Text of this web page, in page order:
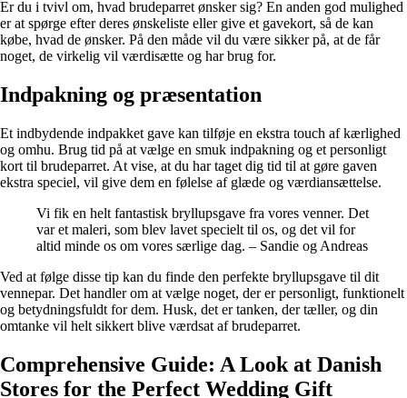
Er du i tvivl om, hvad brudeparret ønsker sig? En anden god mulighed
er at spørge efter deres ønskeliste eller give et gavekort, så de kan
købe, hvad de ønsker. På den måde vil du være sikker på, at de får
noget, de virkelig vil værdi­sætte og har brug for.
Indpakning og præsentation
Et indbydende indpakket gave kan tilføje en ekstra touch af kærlighed
og omhu. Brug tid på at vælge en smuk indpakning og et personligt
kort til brudeparret. At vise, at du har taget dig tid til at gøre gaven
ekstra speciel, vil give dem en følelse af glæde og værdiansættelse.
Vi fik en helt fantastisk bryllupsgave fra vores venner. Det
var et maleri, som blev lavet specielt til os, og det vil for
altid minde os om vores særlige dag. – Sandie og Andreas
Ved at følge disse tip kan du finde den perfekte bryllupsgave til dit
vennepar. Det handler om at vælge noget, der er personligt, funktionelt
og betydningsfuldt for dem. Husk, det er tanken, der tæller, og din
omtanke vil helt sikkert blive værdsat af brudeparret.
Comprehensive Guide: A Look at Danish
Stores for the Perfect Wedding Gift